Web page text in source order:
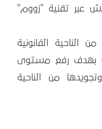
عبر تقنية "زووم"
الناحية القانونية
بهدف رفع مستوى
من الناحية